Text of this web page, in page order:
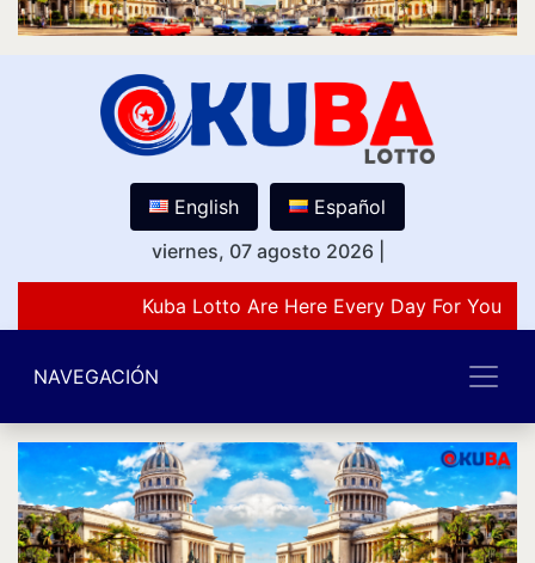
English
Español
viernes, 07 agosto 2026
Kuba Lotto Are Here Every Day For You
NAVEGACIÓN